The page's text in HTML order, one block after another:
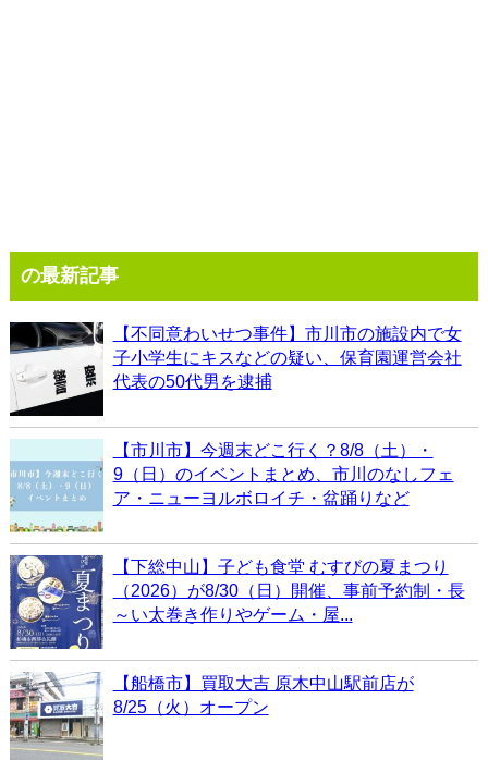
の最新記事
【不同意わいせつ事件】市川市の施設内で女
子小学生にキスなどの疑い、保育園運営会社
代表の50代男を逮捕
【市川市】今週末どこ行く？8/8（土）・
9（日）のイベントまとめ、市川のなしフェ
ア・ニューヨルボロイチ・盆踊りなど
【下総中山】子ども食堂 むすびの夏まつり
（2026）が8/30（日）開催、事前予約制・長
～い太巻き作りやゲーム・屋...
【船橋市】買取大吉 原木中山駅前店が
8/25（火）オープン